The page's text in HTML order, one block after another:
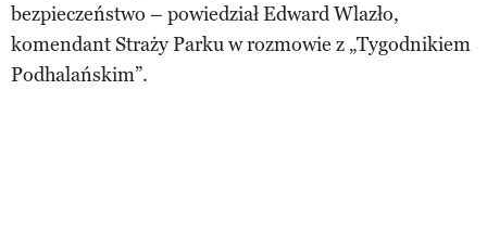
bezpieczeństwo – powiedział Edward Wlazło,
komendant Straży Parku w rozmowie z „Tygodnikiem
Podhalańskim”.